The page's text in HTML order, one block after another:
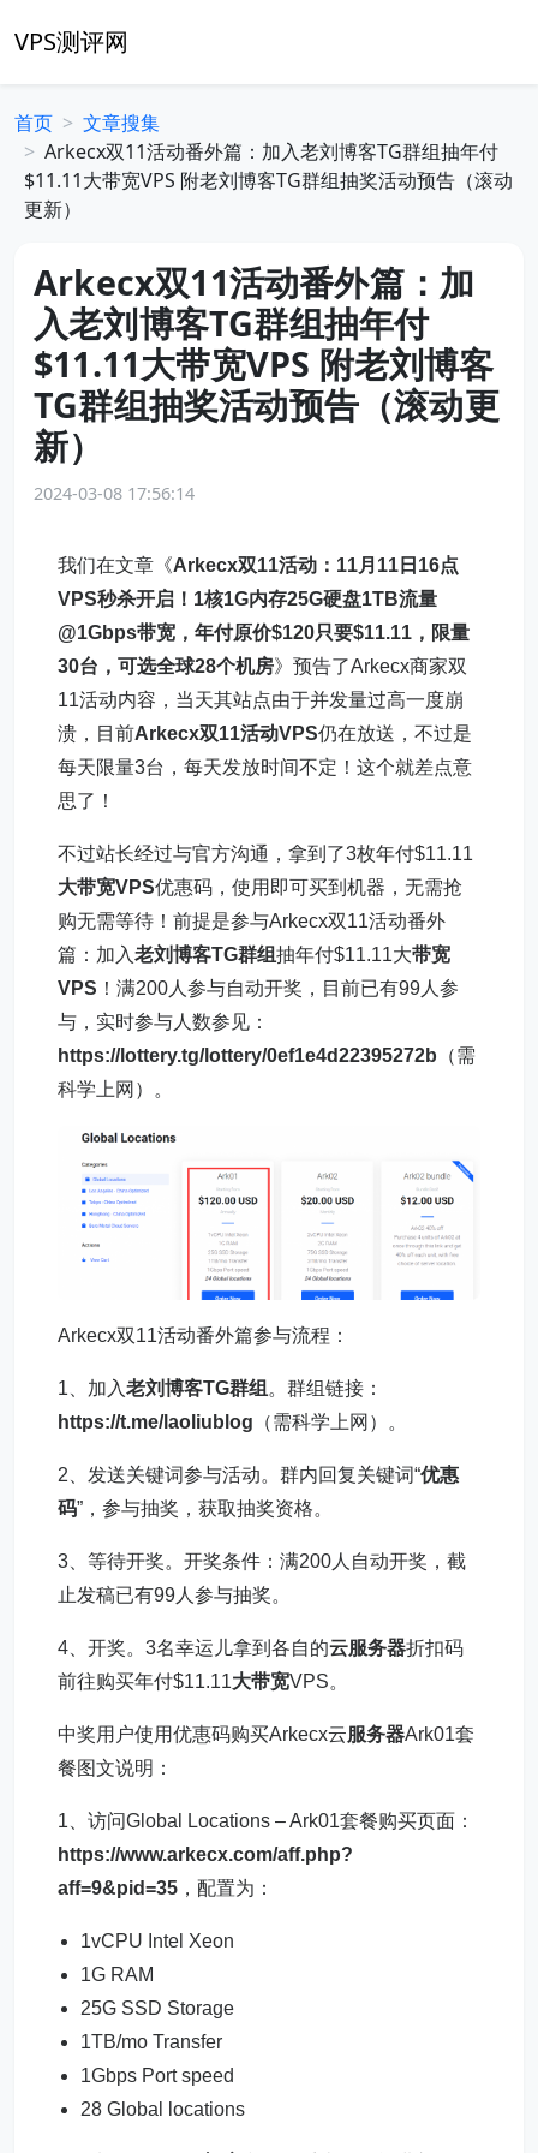
VPS测评网
首页
文章搜集
Arkecx双11活动番外篇：加入老刘博客TG群组抽年付
$11.11大带宽VPS 附老刘博客TG群组抽奖活动预告（滚动
更新）
Arkecx双11活动番外篇：加
入老刘博客TG群组抽年付
$11.11大带宽VPS 附老刘博客
TG群组抽奖活动预告（滚动更
新）
2024-03-08 17:56:14
我们在文章《Arkecx双11活动：11月11日16点
VPS秒杀开启！1核1G内存25G硬盘1TB流量
@1Gbps带宽，年付原价$120只要$11.11，限量
30台，可选全球28个机房》预告了Arkecx商家双
11活动内容，当天其站点由于并发量过高一度崩
溃，目前Arkecx双11活动VPS仍在放送，不过是
每天限量3台，每天发放时间不定！这个就差点意
思了！
不过站长经过与官方沟通，拿到了3枚年付$11.11
大带宽VPS优惠码，使用即可买到机器，无需抢
购无需等待！前提是参与Arkecx双11活动番外
篇：加入老刘博客TG群组抽年付$11.11大带宽
VPS ！满200人参与自动开奖，目前已有99人参
与，实时参与人数参见：
https://lottery.tg/lottery/0ef1e4d22395272b （需
科学上网）。
Arkecx双11活动番外篇参与流程：
1、加入老刘博客TG群组。群组链接：
https://t.me/laoliublog （需科学上网）。
2、发送关键词参与活动。群内回复关键词“优惠
码”，参与抽奖，获取抽奖资格。
3、等待开奖。开奖条件：满200人自动开奖，截
止发稿已有99人参与抽奖。
4、开奖。3名幸运儿拿到各自的云服务器折扣码
前往购买年付$11.11大带宽VPS。
中奖用户使用优惠码购买Arkecx云服务器Ark01套
餐图文说明：
1、访问Global Locations – Ark01套餐购买页面：
https://www.arkecx.com/aff.php?
aff=9&pid=35 ，配置为：
1vCPU Intel Xeon
1G RAM
25G SSD Storage
1TB/mo Transfer
1Gbps Port speed
28 Global locations